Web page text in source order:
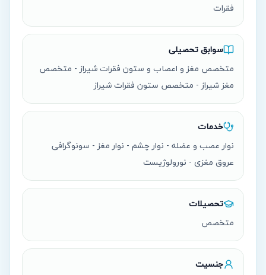
فقرات
سوابق تحصیلی
متخصص مغز و اعصاب و ستون فقرات شیراز - متخصص
مغز شیراز - متخصص ستون فقرات شیراز
خدمات
نوار عصب و عضله - نوار چشم - نوار مغز - سونوگرافی
عروق مغزی - نورولوژیست
تحصیلات
متخصص
جنسیت